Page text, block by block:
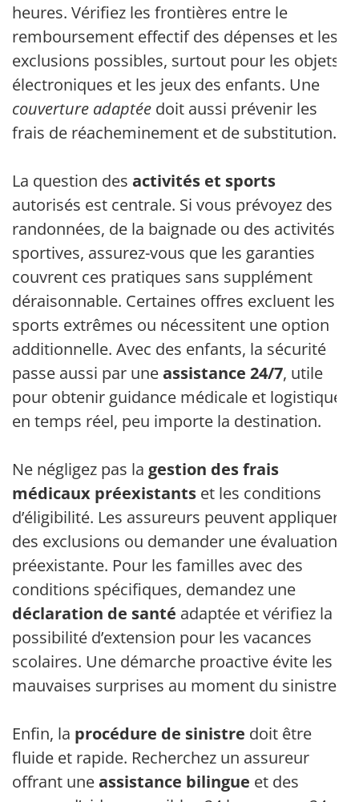
heures. Vérifiez les frontières entre le
remboursement effectif des dépenses et les
exclusions possibles, surtout pour les objets
électroniques et les jeux des enfants. Une
couverture adaptée doit aussi prévenir les
frais de réacheminement et de substitution.
La question des activités et sports
autorisés est centrale. Si vous prévoyez des
randonnées, de la baignade ou des activités
sportives, assurez-vous que les garanties
couvrent ces pratiques sans supplément
déraisonnable. Certaines offres excluent les
sports extrêmes ou nécessitent une option
additionnelle. Avec des enfants, la sécurité
passe aussi par uneassistance 24/7, utile
pour obtenir guidance médicale et logistique
en temps réel, peu importe la destination.
Ne négligez pas la gestion des frais
médicaux préexistants et les conditions
d’éligibilité. Les assureurs peuvent appliquer
des exclusions ou demander une évaluation
préexistante. Pour les familles avec des
conditions spécifiques, demandez une
déclaration de santé adaptée et vérifiez la
possibilité d’extension pour les vacances
scolaires. Une démarche proactive évite les
mauvaises surprises au moment du sinistre.
Enfin, la procédure de sinistre doit être
fluide et rapide. Recherchez un assureur
offrant uneassistance bilingue et des